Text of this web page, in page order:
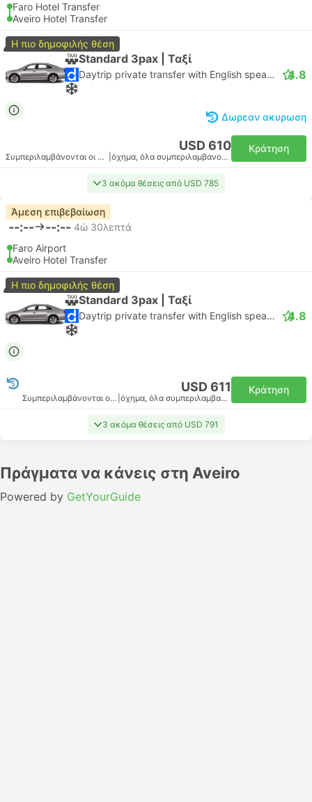
Faro Hotel Transfer
Aveiro Hotel Transfer
Η πιο δημοφιλής θέση
Standard 3pax | Ταξί
Daytrip private transfer with English speaking driver 4.8
Δωρεαν ακυρωση
USD 610
Συμπεριλαμβάνονται οι φόροι όχημα, όλα συμπεριλαμβανομένου
Κράτηση
3 ακόμα θέσεις από USD 785
Άμεση επιβεβαίωση
--:-- --:-- 4ώ 30λεπτά
Faro Airport
Aveiro Hotel Transfer
Η πιο δημοφιλής θέση
Standard 3pax | Ταξί
Daytrip private transfer with English speaking driver 4.8
USD 611
Συμπεριλαμβάνονται οι φόροι όχημα, όλα συμπεριλαμβανομένου
Κράτηση
3 ακόμα θέσεις από USD 791
Πράγματα να κάνεις στη Aveiro
Powered by GetYourGuide